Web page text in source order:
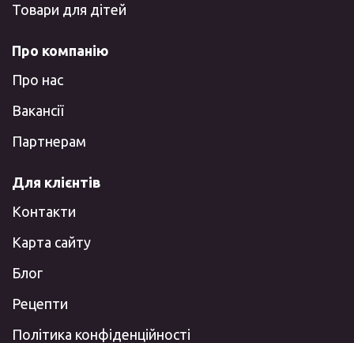
Товари для дітей
Про компанію
Про нас
Вакансії
Партнерам
Для клієнтів
Контакти
Карта сайту
Блог
Рецепти
Політика конфіденційності